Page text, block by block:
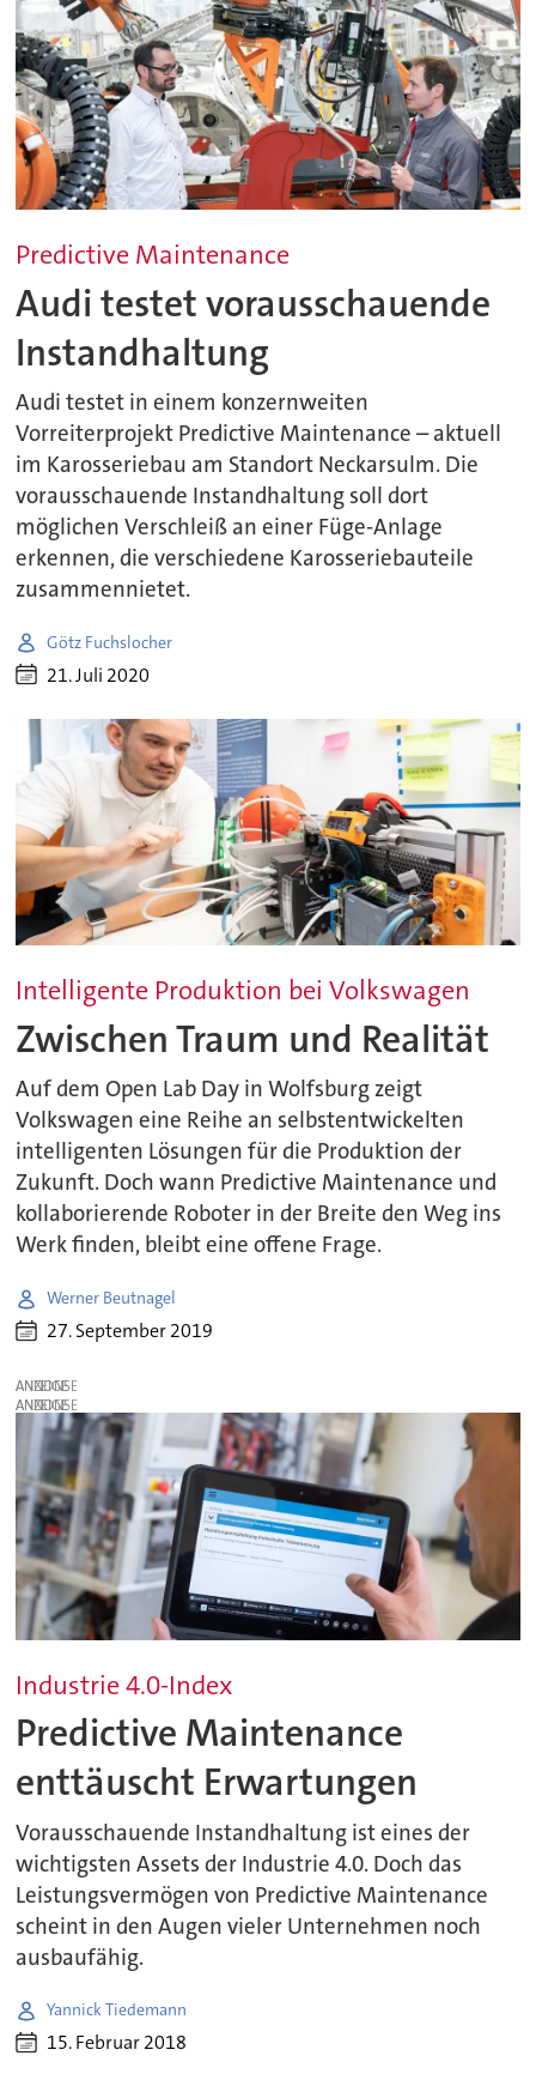
Predictive Maintenance
Audi testet vorausschauende
Instandhaltung
Audi testet in einem konzernweiten
Vorreiterprojekt Predictive Maintenance – aktuell
im Karosseriebau am Standort Neckarsulm. Die
vorausschauende Instandhaltung soll dort
möglichen Verschleiß an einer Füge-Anlage
erkennen, die verschiedene Karosseriebauteile
zusammennietet.
Götz Fuchslocher
21. Juli 2020
Intelligente Produktion bei Volkswagen
Zwischen Traum und Realität
Auf dem Open Lab Day in Wolfsburg zeigt
Volkswagen eine Reihe an selbstentwickelten
intelligenten Lösungen für die Produktion der
Zukunft. Doch wann Predictive Maintenance und
kollaborierende Roboter in der Breite den Weg ins
Werk finden, bleibt eine offene Frage.
Werner Beutnagel
27. September 2019
ANZEIGE
ANZEIGE
Industrie 4.0-Index
Predictive Maintenance
enttäuscht Erwartungen
Vorausschauende Instandhaltung ist eines der
wichtigsten Assets der Industrie 4.0. Doch das
Leistungsvermögen von Predictive Maintenance
scheint in den Augen vieler Unternehmen noch
ausbaufähig.
Yannick Tiedemann
15. Februar 2018